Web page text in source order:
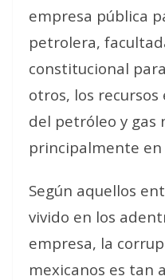
empresa pública
petrolera,
constitucional
otros, los
del petróleo y gas
principalmente
Según aquellos
vivido en los
empresa, la
mexicanos es tan